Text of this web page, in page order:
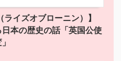
イズオブローニン）】
本の歴史の話「英国公使